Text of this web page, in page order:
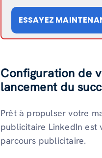
ESSAYEZ
Configuration de
lancement du
Prêt à propulser votre
publicitaire LinkedIn est
parcours publicitaire.